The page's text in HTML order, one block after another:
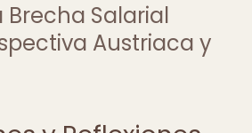
Brecha Salarial
Austriaca y